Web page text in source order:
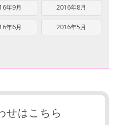
年9月 2016年8月
年6月 2016年5月
せはこちら